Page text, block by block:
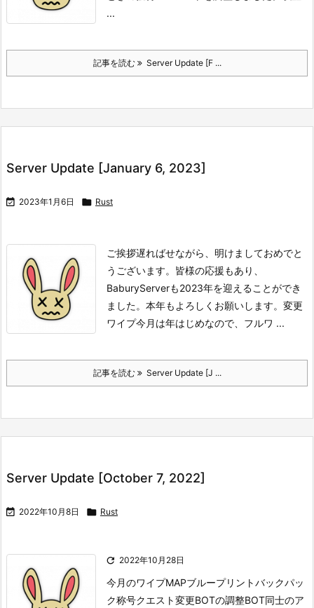
...
記事を読む Server Update [F ...
Server Update [January 6, 2023]
 2023年1月6日  Rust
ご挨拶遅ればせながら、明けましておめでと
うございます。 皆様の応援もあり、
BaburyServerも2023年を迎えることができ
ました。 本年もよろしくお願いします。 変更
ワイプ今月は年はじめなので、フルワ ...
記事を読む Server Update [J ...
Server Update [October 7, 2022]
 2022年10月8日  Rust
 2022年10月28日
今月のワイプMAPブループリントバックパッ
ク称号クエスト変更BOTの調整BOT同士のア